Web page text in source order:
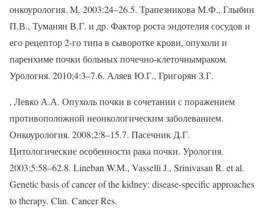
онкоурология. М. 2003:24–26.5. Трапезникова М.Ф., Глыбин
П.В., Туманян В.Г. и др. Фактор роста эндотелия сосудов и
его рецептор 2-го типа в сыворотке крови, опухоли и
паренхиме почки больных почечно-клеточнымраком.
Урология. 2010;4:3–7.6. Аляев Ю.Г., Григорян З.Г.
, Левко А.А. Опухоль почки в сочетании с поражением
противоположной неонкологическим заболеванием.
Онкоурология. 2008;2:8–15.7. Пасечник Д.Г.
Цитологические особенности рака почки. Урология.
2003;5:58–62.8. Lineban W.M., Vasselli J., Srinivasan R. et al.
Genetic basis of cancer of the kidney: disease-specific approaches
to therapy. Clin. Cancer Res.